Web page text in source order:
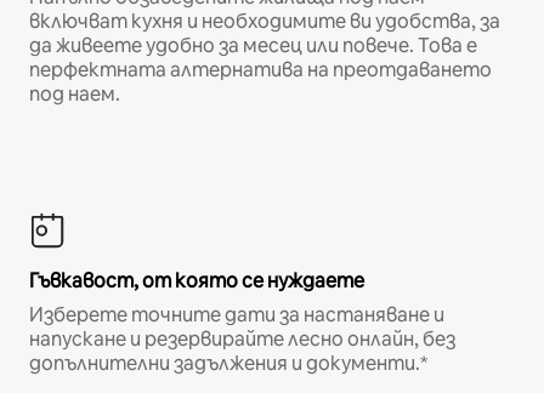
включват кухня и необходимите ви удобства, за
да живеете удобно за месец или повече. Това е
перфектната алтернатива на преотдаването
под наем.
Гъвкавост, от която се нуждаете
Изберете точните дати за настаняване и
напускане и резервирайте лесно онлайн, без
допълнителни задължения и документи.*